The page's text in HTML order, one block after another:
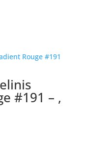
#191 – ,